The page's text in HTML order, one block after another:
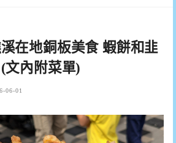
在地銅板美食 蝦餅和韭
文內附菜單)
06-01